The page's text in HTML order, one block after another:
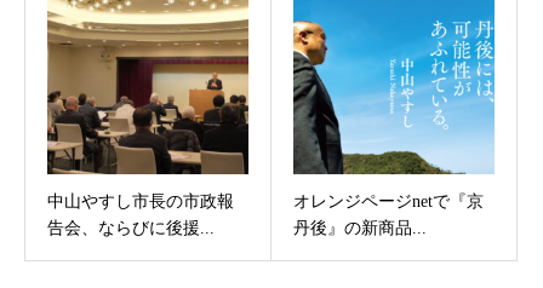
中山やすし市長の市政報
告会、ならびに後援...
オレンジページnetで『京
丹後』の新商品...